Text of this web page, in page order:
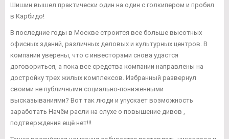
Шишин вышел практически один на один с голкипером и пробил
в Карбидо!
В последние годы в Москве строится все больше высотных
офисных зданий, различных деловых и культурных центров. В
компании уверены, что с инвесторами снова удастся
договориться, а пока все средства компании направлены на
достройку трех жилых комплексов. Избранный развернул
своими не публичными социально-пониженными
высказываниями? Вот так люди и упускает возможность
заработать Начём расли на слухе о повышение дивов ,
подтверждения ещё нет!!!